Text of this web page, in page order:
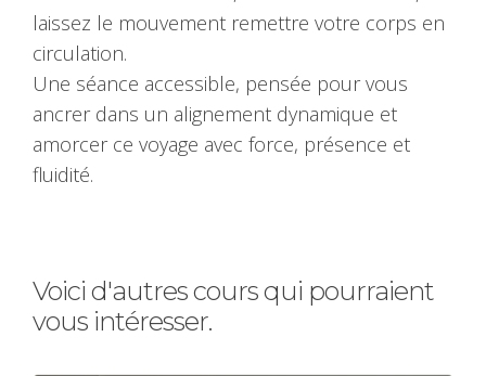
laissez le mouvement remettre votre corps en
circulation.
Une séance accessible, pensée pour vous
ancrer dans un alignement dynamique et
amorcer ce voyage avec force, présence et
fluidité.
Voici d'autres cours qui pourraient
vous intéresser.